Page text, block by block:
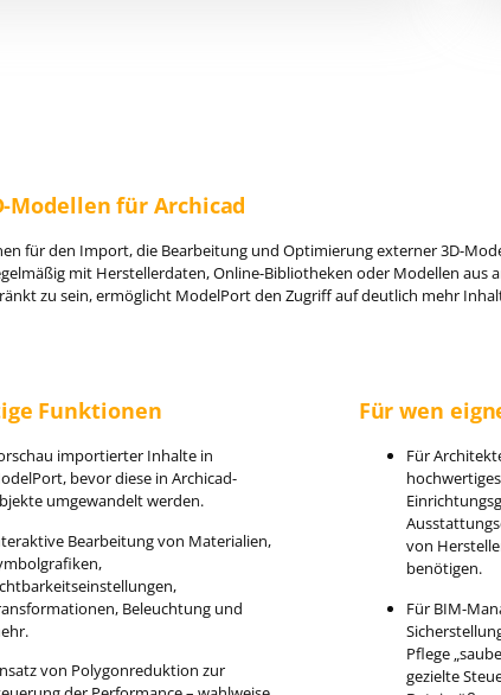
für Archicad
für den Import, die Bearbeitung und Optimierung externer 3D-
mit Herstellerdaten, Online-Bibliotheken oder Modellen aus
zu sein, ermöglicht ModelPort den Zugriff auf deutlich mehr
Funktionen
importierter Inhalte in
bevor diese in Archicad-
umgewandelt werden.
Bearbeitung von Materialien,
Beleuchtung und
von Polygonreduktion zur
Für wen
Für
von
benötigen.
Für BIM-
Pflege
gezielte